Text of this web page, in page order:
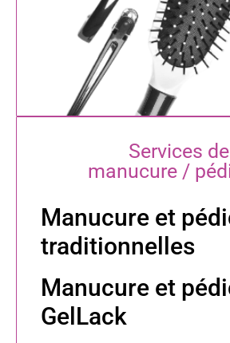
Services de
manucure /
Manucure et
traditionnelles
Manucure et
GelLack